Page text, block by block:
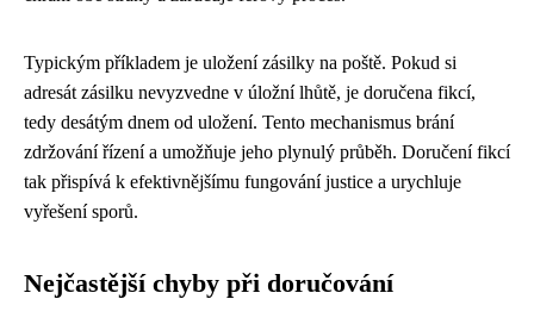
Typickým příkladem je uložení zásilky na poště. Pokud si
adresát zásilku nevyzvedne v úložní lhůtě, je doručena fikcí,
tedy desátým dnem od uložení. Tento mechanismus brání
zdržování řízení a umožňuje jeho plynulý průběh. Doručení fikcí
tak přispívá k efektivnějšímu fungování justice a urychluje
vyřešení sporů.
Nejčastější chyby při doručování